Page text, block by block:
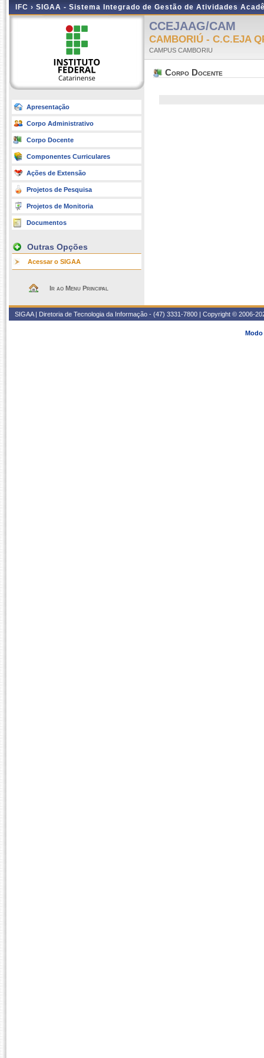
IFC › SIGAA - Sistema Integrado de Gestão de Atividades
Apresentação
Corpo Administrativo
Corpo Docente
Componentes Curriculares
Ações de Extensão
Projetos de Pesquisa
Projetos de Monitoria
Documentos
Outras Opções
Acessar o SIGAA
Ir ao Menu Principal
CCEJAAG/CAM
CAMBORIÚ - C.C.EJA
CAMPUS CAMBORIU
Corpo Docente
SIGAA | Diretoria de Tecnologia da Informação - (47) 3331-7800 | Copyright © 2006-
Modo